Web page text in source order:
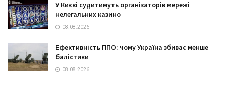
У Києві судитимуть організаторів мережі
нелегальних казино
08.08.2026
Ефективність ППО: чому Україна збиває менше
балістики
08.08.2026